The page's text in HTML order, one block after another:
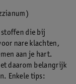
stoffen die bij
nare klachten,
aan je hart.
daarom belangrijk
Enkele tips: